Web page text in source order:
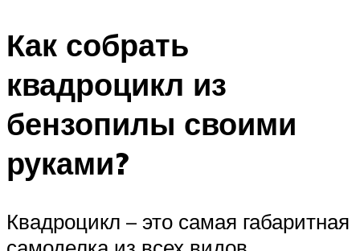
Как собрать
квадроцикл из
бензопилы своими
руками?
Квадроцикл – это самая габаритная